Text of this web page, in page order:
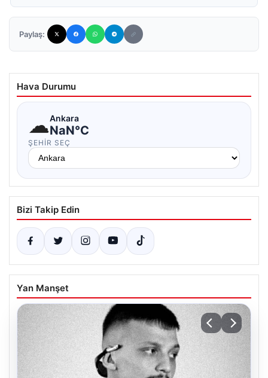
Paylaş:
Hava Durumu
☁Ankara
NaN°C
ŞEHIR SEÇ
Bizi Takip Edin
Yan Manşet